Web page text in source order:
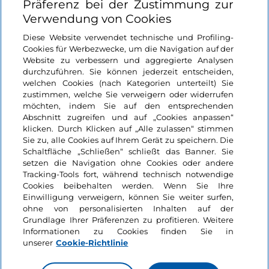
Login
Bleiben wir in Kontakt
Präferenz bei der Zustimmung zur
Verwendung von Cookies
Diese Website verwendet technische und Profiling-
Cookies für Werbezwecke, um die Navigation auf der
Website zu verbessern und aggregierte Analysen
durchzuführen. Sie können jederzeit entscheiden,
welchen Cookies (nach Kategorien unterteilt) Sie
zustimmen, welche Sie verweigern oder widerrufen
möchten, indem Sie auf den entsprechenden
Abschnitt zugreifen und auf „Cookies anpassen“
klicken. Durch Klicken auf „Alle zulassen“ stimmen
Sie zu, alle Cookies auf Ihrem Gerät zu speichern. Die
Schaltfläche „Schließen“ schließt das Banner. Sie
setzen die Navigation ohne Cookies oder andere
Tracking-Tools fort, während technisch notwendige
Cookies beibehalten werden. Wenn Sie Ihre
Einwilligung verweigern, können Sie weiter surfen,
ohne von personalisierten Inhalten auf der
Grundlage Ihrer Präferenzen zu profitieren. Weitere
Informationen zu Cookies finden Sie in
unserer Cookie-Richtlinie